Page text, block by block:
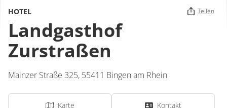
HOTEL Teilen
Landgasthof
Zurstraßen
Mainzer Straße 325, 55411 Bingen am Rhein
Karte Kontakt